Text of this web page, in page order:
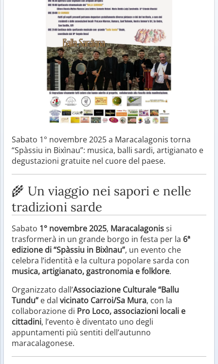
Sabato 1° novembre 2025 a Maracalagonis torna
“Spàssiu in Bixìnau”: musica, balli sardi, artigianato e
degustazioni gratuite nel cuore del paese.
🌾 Un viaggio nei sapori e nelle
tradizioni sarde
Sabato 1° novembre 2025, Maracalagonissi
trasformerà in un grande borgo in festa per la 6ª
edizione di “Spàssiu in Bixìnau”, un evento che
celebra l’identità e la cultura popolare sarda con
musica, artigianato, gastronomia e folklore.
Organizzato dall’Associazione Culturale “Ballu
Tundu” e dal vicinato Carroi/Sa Mura, con la
collaborazione di Pro Loco, associazioni locali e
cittadini, l’evento è diventato uno degli
appuntamenti più sentiti dell’autunno
maracalagonese.